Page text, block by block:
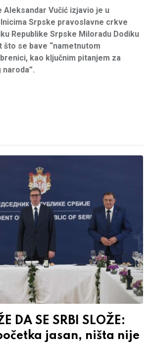
Aleksandar Vučić izjavio je u
Srpske pravoslavne crkve
Republike Srpske Miloradu Dodiku
se bave “nametnutom
kao ključnim pitanjem za
DA SE SRBI SLOŽE:
jasan, ništa nije